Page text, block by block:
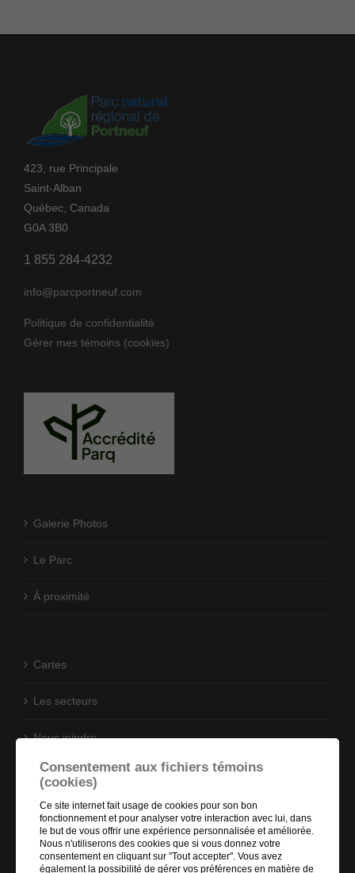
423, rue Principale
Saint-Alban
Québec, Canada
G0A 3B0
1 855 284-4232
info@parcportneuf.com
Politique de confidentialité
Gérer mes témoins (cookies)
Galerie Photos
Le Parc
À proximité
Cartes
Les secteurs
Nous joindre
Consentement aux fichiers témoins
(cookies)
Ce site internet fait usage de cookies pour son bon
fonctionnement et pour analyser votre interaction avec lui, dans
le but de vous offrir une expérience personnalisée et améliorée.
Nous n'utiliserons des cookies que si vous donnez votre
consentement en cliquant sur "Tout accepter". Vous avez
également la possibilité de gérer vos préférences en matière de